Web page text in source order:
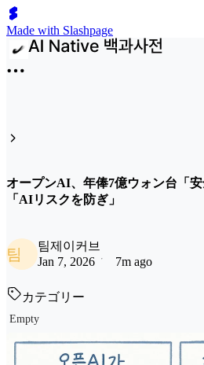
Made with Slashpage
オープンAI、年俸7億ウォン台「
「AIリスクを防ぎ」
팀
팀제이커브
Jan 7, 2026
7m ago
カテゴリー
Empty